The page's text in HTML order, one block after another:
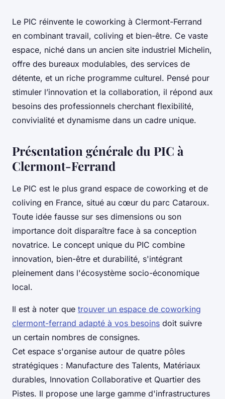
Le PIC réinvente le coworking à Clermont-Ferrand
en combinant travail, coliving et bien-être. Ce vaste
espace, niché dans un ancien site industriel Michelin,
offre des bureaux modulables, des services de
détente, et un riche programme culturel. Pensé pour
stimuler l’innovation et la collaboration, il répond aux
besoins des professionnels cherchant flexibilité,
convivialité et dynamisme dans un cadre unique.
Présentation générale du PIC à
Clermont-Ferrand
Le PIC est le plus grand espace de coworking et de
coliving en France, situé au cœur du parc Cataroux.
Toute idée fausse sur ses dimensions ou son
importance doit disparaître face à sa conception
novatrice. Le concept unique du PIC combine
innovation, bien-être et durabilité, s'intégrant
pleinement dans l'écosystème socio-économique
local.
Il est à noter que trouver un espace de coworking
clermont-ferrand adapté à vos besoins doit suivre
un certain nombres de consignes.
Cet espace s'organise autour de quatre pôles
stratégiques : Manufacture des Talents, Matériaux
durables, Innovation Collaborative et Quartier des
Pistes. Il propose une large gamme d'infrastructures